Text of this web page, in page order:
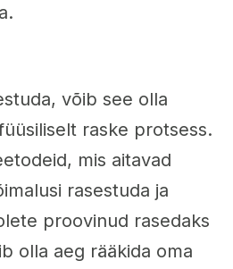
võib see olla
raske protsess.
mis aitavad
rasestuda ja
proovinud rasedaks
olla aeg rääkida oma